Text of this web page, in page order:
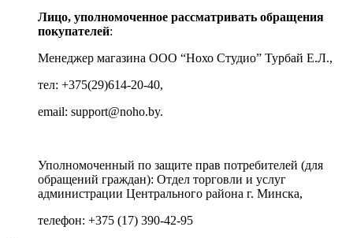
Лицо, уполномоченное рассматривать обращения
покупателей:
Менеджер магазина ООО “Нохо Студио” Турбай Е.Л.,
тел: +375(29)614-20-40,
email: support@noho.by.
Уполномоченный по защите прав потребителей (для
обращений граждан): Отдел торговли и услуг
администрации Центрального района г. Минска,
телефон: +375 (17) 390-42-95